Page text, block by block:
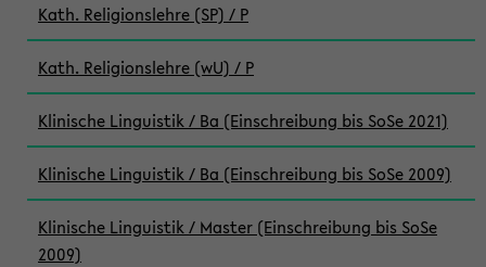
Kath. Religionslehre (SP) / P
Kath. Religionslehre (wU) / P
Klinische Linguistik / Ba (Einschreibung bis SoSe 2021)
Klinische Linguistik / Ba (Einschreibung bis SoSe 2009)
Klinische Linguistik / Master (Einschreibung bis SoSe
2009)